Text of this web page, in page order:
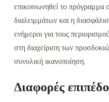
επικοινωνηθεί το
διαλειμμάτων και η
ενήμεροι για τους
στη διαχείριση των
συνολική ικανοποίηση.
Διαφορές